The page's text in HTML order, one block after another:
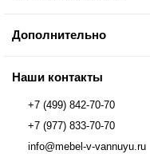
Дополнительно
Наши контакты
+7 (499) 842-70-70
+7 (977) 833-70-70
info@mebel-v-vannuyu.ru